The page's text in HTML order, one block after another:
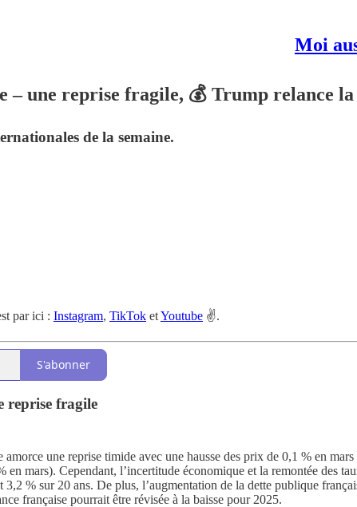
Moi
– une reprise fragile, 💰 Trump relance
de la semaine.
par ici : Instagram, TikTok etYoutube ✌️.
S'abonner
reprise fragile
une reprise timide avec une hausse des prix de 0,1 % en
mars). Cependant, l’incertitude économique et la remontée des
3,2 % sur 20 ans. De plus, l’augmentation de la dette publique
française pourrait être révisée à la baisse pour 2025.